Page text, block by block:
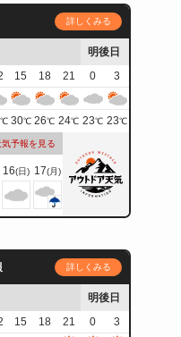
詳しくみる
明後日
15 18 21 0
3
℃ 30℃ 26℃ 24℃ 23℃ 23℃
予報を見る
16(日) 17(月)
詳しくみる
明後日
15 18 21 0
3